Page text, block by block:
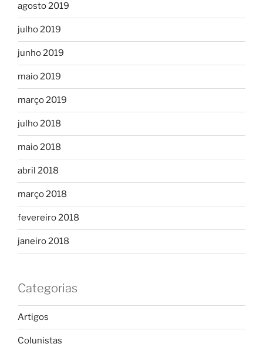
agosto 2019
julho 2019
junho 2019
maio 2019
março 2019
julho 2018
maio 2018
abril 2018
março 2018
fevereiro 2018
janeiro 2018
Categorias
Artigos
Colunistas